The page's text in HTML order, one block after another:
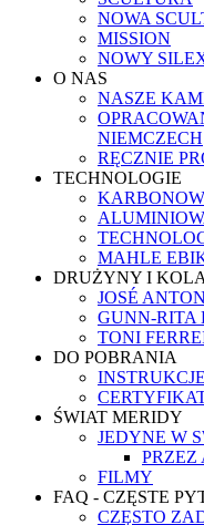
NOWA
MISSION
NOWY
O NAS
NASZE
NIEMCZECH
RĘCZNIE
TECHNOLOGIE
MAHLE
DRUŻYNY I
JOSÉ
GUNN-RITA
TONI
DO POBRANIA
ŚWIAT MERIDY
JEDYNE W
PRZEZ
FILMY
FAQ - CZĘSTE
CZĘSTO